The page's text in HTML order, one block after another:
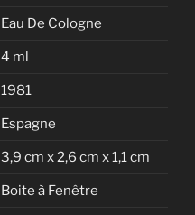
Eau De Cologne
4 ml
1981
Espagne
3,9 cm x 2,6 cm x 1,1 cm
Boite à Fenêtre